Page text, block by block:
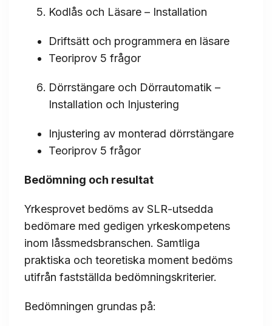
Kodlås och Läsare – Installation
Driftsätt och programmera en läsare
Teoriprov 5 frågor
Dörrstängare och Dörrautomatik –
Installation och Injustering
Injustering av monterad dörrstängare
Teoriprov 5 frågor
Bedömning och resultat
Yrkesprovet bedöms av SLR-utsedda
bedömare med gedigen yrkeskompetens
inom låssmedsbranschen. Samtliga
praktiska och teoretiska moment bedöms
utifrån fastställda bedömningskriterier.
Bedömningen grundas på: